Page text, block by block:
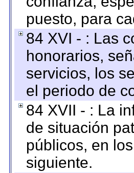
puesto, para
84 XVI - : Las
honorarios,
servicios, los
el periodo de
84 XVII - : La
de situación
públicos, en
siguiente.